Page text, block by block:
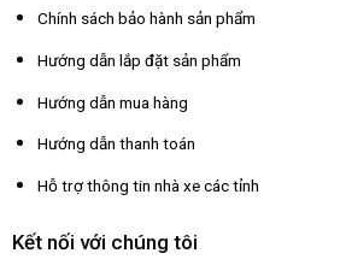
Chính sách bảo hành sản phẩm
Hướng dẫn lắp đặt sản phẩm
Hướng dẫn mua hàng
Hướng dẫn thanh toán
Hỗ trợ thông tin nhà xe các tỉnh
Kết nối với chúng tôi